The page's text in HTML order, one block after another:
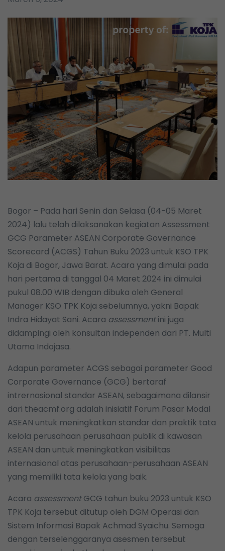
Bogor – Pada hari Senin dan Selasa (04-05 Maret
2024) lalu telah dilaksanakan kegiatan Assessment
GCG Parameter ASEAN Corporate Governance
Scorecard (ACGS) Tahun Buku 2023 untuk KSO TPK
Koja di Bogor, Jawa Barat. Acara yang dimulai pada
hari pertama di tanggal 04 Maret 2024 ini dimulai
pukul 08.00 WIB dengan dibuka oleh General
Manager KSO TPK Koja sebelumnya, yakni Bapak
Indra Hidayat Sani. Acara assessmentini juga
didampingi oleh konsultan independen dari PT. Multi
Utama Indojasa.
Adapun parameter ACGS sebagai parameter Good
Corporate Governance (GCG) bertaraf
intrernasional standar ASEAN, sebagaimana dilansir
dari theacmf.org adalah inisiatif Forum Pasar Modal
ASEAN untuk meningkatkan standar dan praktik tata
kelola perusahaan perusahaan publik di kawasan
ASEAN dan untuk meningkatkan visibilitas
internasional atas perusahaan-perusahaan ASEAN
yang memiliki tata kelola yang baik.
Acara assessmentGCG tahun buku 2023 untuk KSO
TPK Koja tersebut ditutup oleh DGM Operasi dan
Sistem Informasi Bapak Achmad Syaichu. Semoga
dengan terselenggaranya asesmen tersebut